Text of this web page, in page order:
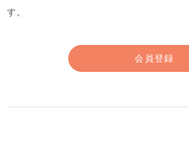
す。
会員登録